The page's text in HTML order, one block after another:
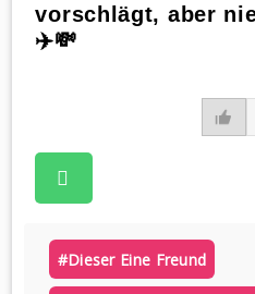
vorschlägt, aber
✈️💸
#dieser Eine Freund